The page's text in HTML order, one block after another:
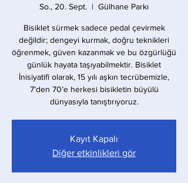
So., 20. Sept.
  |
Gülhane Parkı
Bisiklet sürmek sadece pedal çevirmek
değildir; dengeyi kurmak, doğru teknikleri
öğrenmek, güven kazanmak ve bu özgürlüğü
günlük hayata taşıyabilmektir. Bisiklet
İnisiyatifi olarak, 15 yılı aşkın tecrübemizle,
7’den 70’e herkesi bisikletin büyülü
dünyasıyla tanıştırıyoruz.
Kayıt Kapalı
Diğer etkinlikleri gör